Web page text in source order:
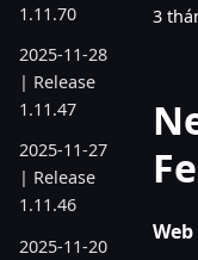
1.11.70
2025-11-28
| Release
1.11.47
2025-11-27
| Release
1.11.46
2025-11-20
3